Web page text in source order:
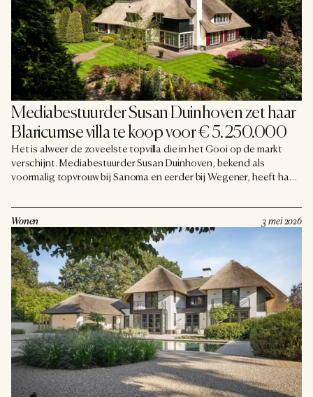
Mediabestuurder Susan Duinhoven zet haar
Blaricumse villa te koop voor € 5.250.000
Het is alweer de zoveelste topvilla die in het Gooi op de markt
verschijnt. Mediabestuurder Susan Duinhoven, bekend als
voormalig topvrouw bij Sanoma en eerder bij Wegener, heeft haar
liefst € 5.250.000. Het gaat om een rietgedekt landhuis op een
uitzonderlijk perceel van ruim 8.500 vierkante meter, direct
grenzend aan de natuur van de Tafelbergheide.
Wonen 3 mei 2026